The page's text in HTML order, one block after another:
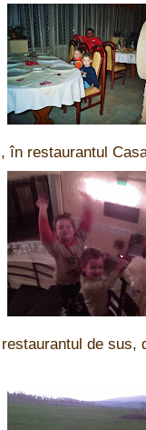
în restaurantul
de sus,